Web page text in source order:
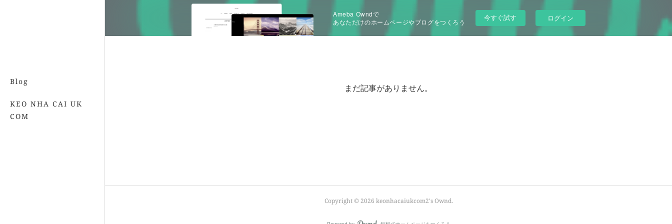
Blog
KEO NHA CAI UK
COM
Ameba Owndで
あなただけのホームページやブログをつくろう
今すぐ試す ログイン
まだ記事がありません。
Copyright ©2026 keonhacaiukcom2's Ownd.